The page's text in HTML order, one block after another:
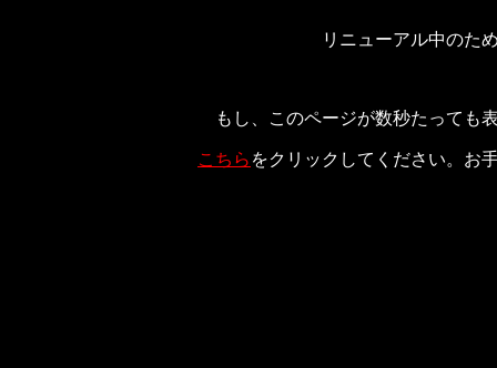
リニューアル中のた
もし、このページが数秒たっても
こちら をクリックしてください。お